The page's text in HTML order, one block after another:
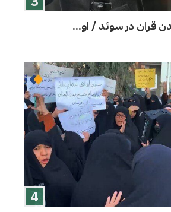
قران در سوئد / او...